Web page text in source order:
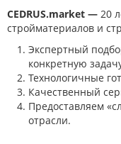
CEDRUS.market — 20
стройматериалов и
Экспертный
конкретную
Технологичные
Качественный
Предоставляем
отрасли.